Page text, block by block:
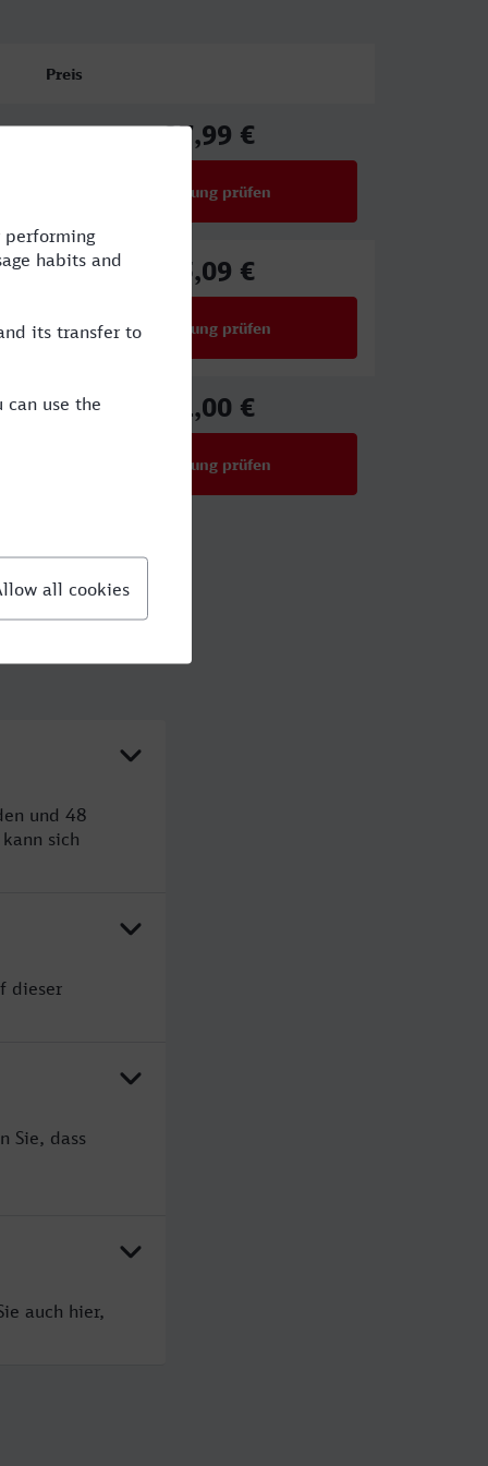
Preis
27,99 €
Verbindung prüfen
65,09 €
Verbindung prüfen
51,00 €
Verbindung prüfen
und 48
sich
dieser
Sie, dass
auch hier,